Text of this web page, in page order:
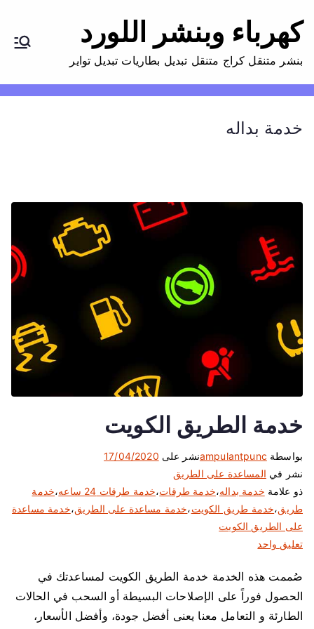
إ
كهرباء وبنشر اللورد
بنشر متنقل كراج متنقل تبديل بطاريات تبديل تواير
خدمة بداله
خدمة الطريق الكويت
بواسطة ampulantpuncنشر على 17/04/2020
نشر في المساعدة على الطريق
ذو علامة خدمة بداله،خدمة طرقات،خدمة طرقات 24 ساعه ،خدمة
طريق،خدمة طريق الكويت،خدمة مساعدة على الطريق،خدمة مساعدة
على الطريق الكويت
تعليق واحد
ى
خ
د
صُممت هذه الخدمة خدمة الطريق الكويت لمساعدتك في
الحصول فوراً على الإصلاحات البسيطة أو السحب في الحالات
الطارئة و التعامل معنا يعنى أفضل جودة، وأفضل الأسعار،